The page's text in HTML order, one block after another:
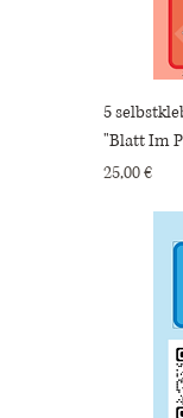
5
"Blatt Im
Preis
25,00 €